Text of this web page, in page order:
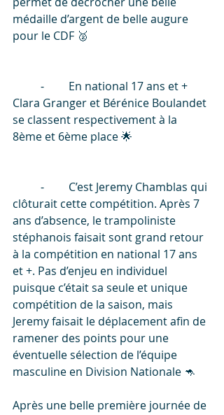
médaille d’argent de belle augure
pour le CDF 🥈
Clara Granger et Bérénice Boulandet
se classent respectivement à la
8ème et 6ème place 🌟
clôturait cette compétition. Après 7
ans d’absence, le trampoliniste
stéphanois faisait sont grand retour
à la compétition en national 17 ans
et +. Pas d’enjeu en individuel
puisque c’était sa seule et unique
compétition de la saison, mais
Jeremy faisait le déplacement afin de
ramener des points pour une
éventuelle sélection de l’équipe
masculine en Division Nationale 🦘
Après une belle première journée de